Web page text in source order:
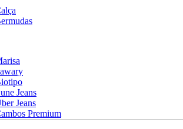
Jeans
Jeans
Premium